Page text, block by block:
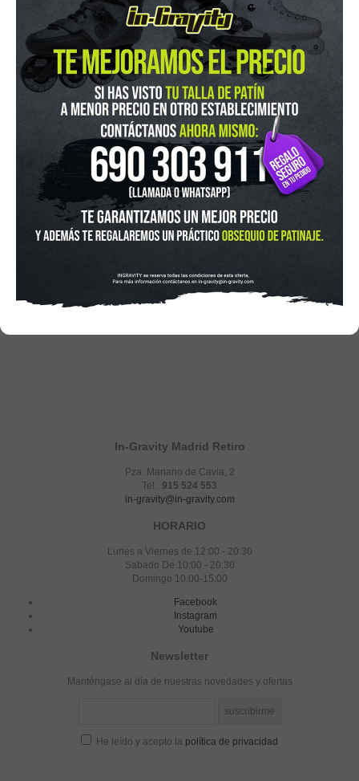
In-Gravity Madrid Retiro
Pza. Mariano de Cavia, 2
Tel.: 915 524 553
in-gravity@in-gravity.com
HORARIO
Lunes a Viernes de 12:00 - 20:30
Sabado De 10:00 - 20:30
Domingo 10:00-15:00
Facebook
Instagram
Youtube
Newsletter
Manténgase al día de nuestras novedades y ofertas
He leído y acepto la política de privacidad